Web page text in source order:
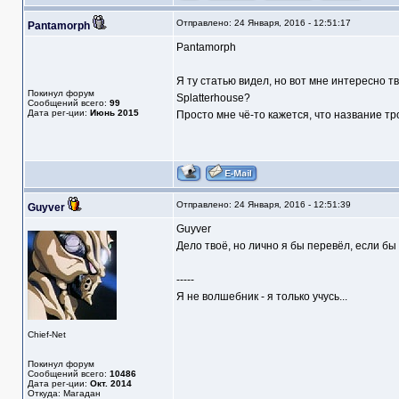
Pantamorph Отправлено: 24 Января, 2016 - 12:51:17
Покинул форум
Сообщений всего: 99
Дата рег-ции: Июнь 2015
Pantamorph
Я ту статью видел, но вот мне интересно
Splatterhouse?
Просто мне чё-то кажется, что название
Guyver Отправлено: 24 Января, 2016 - 12:51:39
Chief-Net
Покинул форум
Сообщений всего: 10486
Дата рег-ции: Окт. 2014
Откуда: Магадан
Guyver
Дело твоё, но лично я бы перевёл, если бы
-----
Я не волшебник - я только учусь...